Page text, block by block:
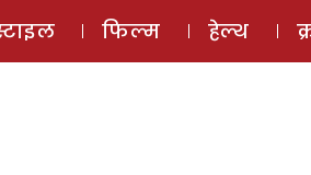
ई-मैगज़ीन
फिल्म हेल्थ